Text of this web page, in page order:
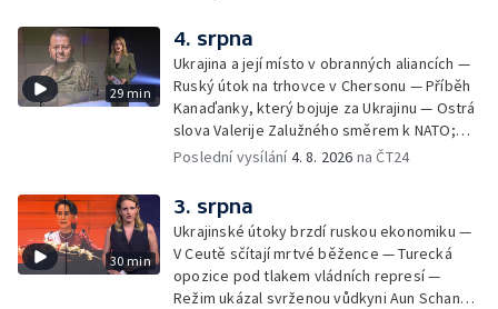
zahraniční redakce ČT24 Za horizont
rozkrývá zákulisní spory mezi Madridem a
Římem, politickou instrumentaci migrace ze
strany sousedních států i fakt, proč jsou
volání po uzavření Schengenu spíše
vzkazem domácím voličům než reálným
řešením. Moderuje Barbora Maxová
29 min
4. srpna
Ukrajina a její místo v obranných aliancích —
Ruský útok na trhovce v Chersonu — Příběh
Kanaďanky, který bojuje za Ukrajinu — Ostrá
slova Valerije Zalužného směrem k NATO;
Situace v Chersonu — Pětadvacet
židle pod ředitelem FIFA — Itálie se chystá
na návrat jaderné energetiky
Poslední vysílání4. 8. 2026 na ČT24
30 min
3. srpna
Ukrajinské útoky brzdí ruskou ekonomiku —
V Ceutě sčítají mrtvé běžence — Turecká
opozice pod tlakem vládních represí —
Režim ukázal svrženou vůdkyni Aun Schan